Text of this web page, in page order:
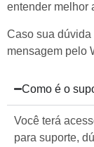
entender melhor
Caso sua
mensagem pelo
Como é o
Você terá
para suporte,